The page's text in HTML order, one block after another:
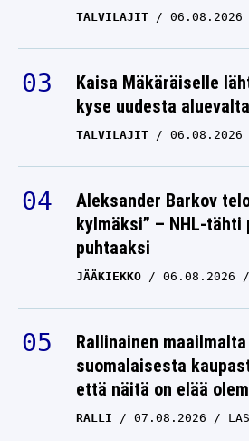
LASSE
VM:
Tuukka
TALVILAJIT 06.08.2026
Kaisa Mäkäräiselle
kyse uudesta
TALVILAJIT 06.08.2026
Aleksander Barkov
kylmäksi” – NHL-tähti
puhtaaksi
JÄÄKIEKKO 06.08.2026
Rallinainen
suomalaisesta
että näitä on elää
RALLI 07.08.2026